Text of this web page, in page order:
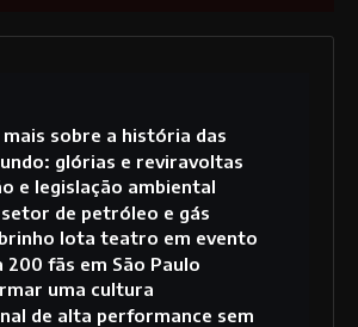
mais sobre a história das
glórias e reviravoltas
e legislação ambiental
de petróleo e gás
lota teatro em evento
fãs em São Paulo
uma cultura
de alta performance sem